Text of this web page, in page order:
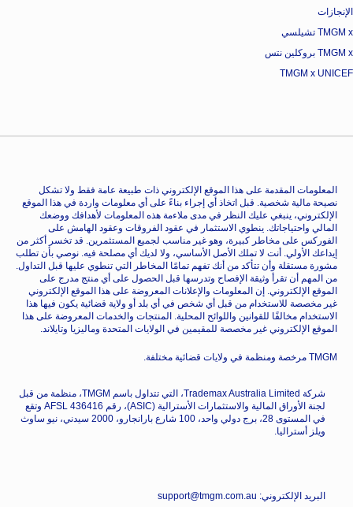
الإنجازات
TMGM x تشيلسي
TMGM x بروكلين نتس
TMGM x UNICEF
المعلومات المقدمة على هذا الموقع الإلكتروني ذات طبيعة عامة فقط ولا تشكل
نصيحة مالية شخصية. قبل اتخاذ أي إجراء بناءً على أي معلومات واردة في هذا الموقع
الإلكتروني، ينبغي عليك النظر في مدى ملاءمة هذه المعلومات لأهدافك ووضعك
المالي واحتياجاتك. ينطوي الاستثمار في عقود الفروقات وعقود الهامش على
الفوركس على مخاطر كبيرة، وهو غير مناسب لجميع المستثمرين. قد تخسر أكثر من
إيداعك الأولي. أنت لا تملك الأصل الأساسي، ولا لديك أي مصلحة فيه. نوصي بأن تطلب
مشورة مستقلة وأن تتأكد من أنك تفهم تمامًا المخاطر التي تنطوي عليها قبل التداول.
من المهم أن تقرأ وثيقة الإفصاح وتدرسها قبل الحصول على أي منتج مدرج على
الموقع الإلكتروني. إن المعلومات والإعلانات المعروضة على هذا الموقع الإلكتروني
غير مخصصة للاستخدام من قبل أي شخص في أي بلد أو ولاية قضائية يكون فيها هذا
الاستخدام مخالفًا للقوانين واللوائح المحلية. المنتجات والخدمات المعروضة على هذا
الموقع الإلكتروني غير مخصصة للمقيمين في الولايات المتحدة وماليزيا وتايلاند.
TMGM مرخصة ومنظمة في ولايات قضائية مختلفة.
شركة Trademax Australia Limited، التي تتداول باسم TMGM، منظمة من قبل
لجنة الأوراق المالية والاستثمارات الأسترالية (ASIC)، رقم AFSL 436416 وتقع
في المستوى 28، برج دولي واحد، 100 شارع بارانجارو، 2000 سيدني، نيو ساوث
ويلز أستراليا.
البريد الإلكتروني: support@tmgm.com.au